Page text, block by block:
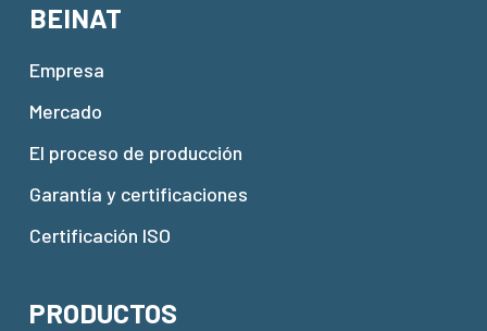
BEINAT
Empresa
Mercado
El proceso de producción
Garantía y certificaciones
Certificación ISO
PRODUCTOS